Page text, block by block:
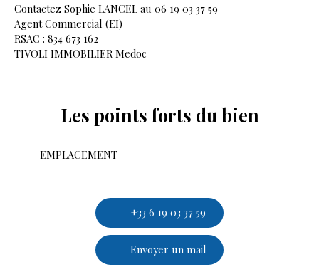
Contactez Sophie LANCEL au 06 19 03 37 59
Agent Commercial (EI)
RSAC : 834 673 162
TIVOLI IMMOBILIER Medoc
Les points forts du bien
EMPLACEMENT
+33 6 19 03 37 59
Envoyer un mail